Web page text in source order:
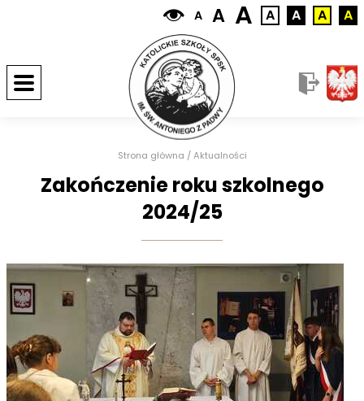
A A A A A A A
Strona główna /Aktualności
Zakończenie roku szkolnego
2024/25